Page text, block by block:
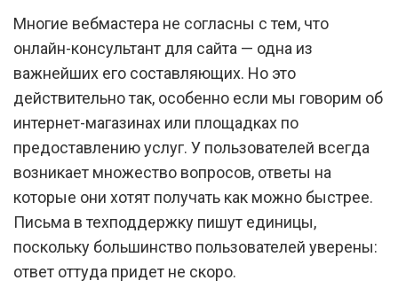
Многие вебмастера не согласны с тем, что
онлайн-консультант для сайта — одна из
важнейших его составляющих. Но это
действительно так, особенно если мы говорим об
интернет-магазинах или площадках по
предоставлению услуг. У пользователей всегда
возникает множество вопросов, ответы на
которые они хотят получать как можно быстрее.
Письма в техподдержку пишут единицы,
поскольку большинство пользователей уверены:
ответ оттуда придет не скоро.